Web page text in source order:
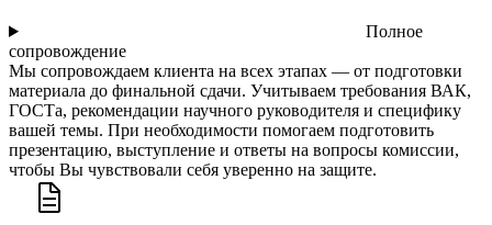
Полное
сопровождение
Мы сопровождаем клиента на всех этапах — от подготовки
материала до финальной сдачи. Учитываем требования ВАК,
ГОСТа, рекомендации научного руководителя и специфику
вашей темы. При необходимости помогаем подготовить
презентацию, выступление и ответы на вопросы комиссии,
чтобы Вы чувствовали себя уверенно на защите.